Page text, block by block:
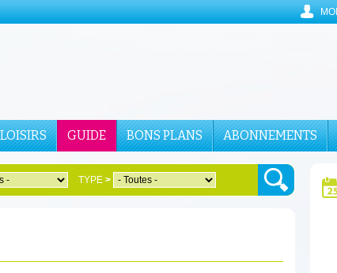
LOISIRS GUIDE BONS PLANS ABONNEMENTS
TYPE>